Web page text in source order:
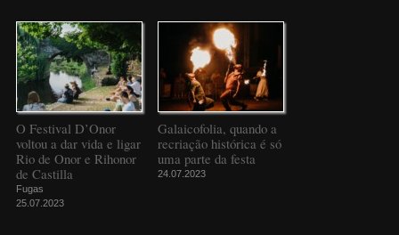
O Festival D’Onor
voltou a dar vida e ligar
Rio de Onor e Rihonor
de Castilla
Fugas
25.07.2023
Galaicofolia, quando a
recriação histórica é só
uma parte da festa
24.07.2023